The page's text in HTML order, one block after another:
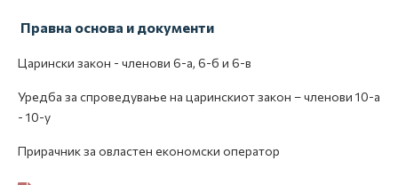
Правна основа и документи
Царински закон - членови 6-а, 6-б и 6-в
Уредба за спроведување на царинскиот закон – членови 10-а
- 10-у
Прирачник за овластен економски оператор